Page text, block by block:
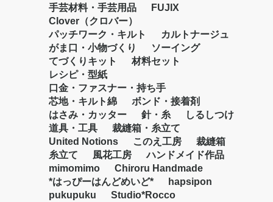
手芸材料・手芸用品
FUJIX
Clover（クロバー）
パッチワーク・キルト
カルトナージュ
がま口・小物づくり
ソーイング
てづくりキット
材料セット
レシピ・型紙
口金・ファスナー・持ち手
芯地・キルト綿
ボンド・接着剤
はさみ・カッター
針・糸
しるしつけ
道具・工具
裁縫箱・糸立て
United Notions
このえ工房
裁縫箱
糸立て
風花工房
ハンドメイド作品
mimomimo
Chiroru Handmade
*はっぴーはんどめいど*
hapsipon
pukupuku
Studio*Rocco